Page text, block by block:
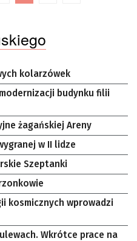
kolarzówek
budynku filii
żagańskiej Areny
w II lidze
Szeptanki
wprowadzi
Wkrótce prace na